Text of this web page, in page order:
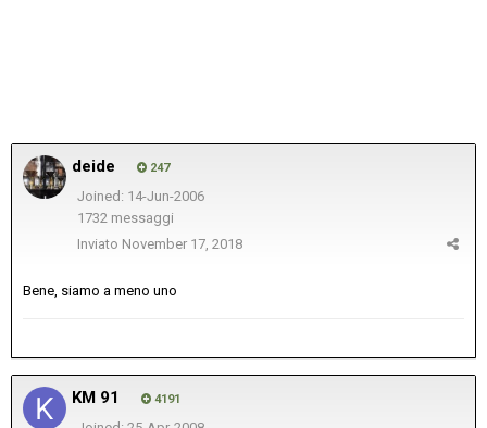
deide 247
Joined: 14-Jun-2006
1732 messaggi
Inviato November 17, 2018
Bene, siamo a meno uno
KM 91 4191